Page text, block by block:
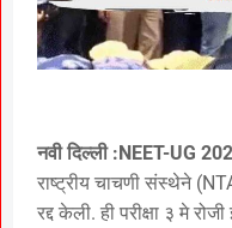
नवी दिल्ली :NEET-UG
राष्ट्रीय चाचणी संस्थेने
रद्द केली. ही परीक्षा ३ मे